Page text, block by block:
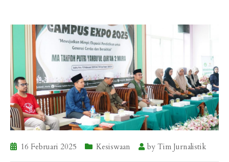
16 Februari 2025 Kesiswaan by Tim Jurnalistik